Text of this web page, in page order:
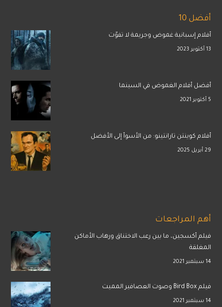
أفضل 10
أفلام إسبانية غموض وجريمة لا تفوّت
13 أكتوبر 2023
أفضل أفلام الغموض في السينما
5 أكتوبر 2021
أفلام كوينتن تارانتينو: من الأسوأ إلى الأفضل
29 أبريل 2025
أهم المراجعات
فيلم أكسجين، ما بين رعب الاختناق ورهاب الأماكن
المغلقة
14 سبتمبر 2021
فيلم Bird Box وصوت العصافير المميت
14 سبتمبر 2021